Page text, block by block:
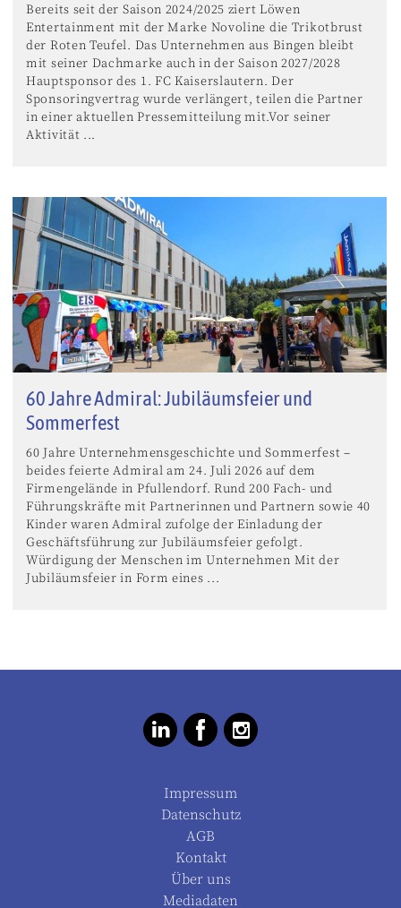
Bereits seit der Saison 2024/2025 ziert Löwen
Entertainment mit der Marke Novoline die Trikotbrust
der Roten Teufel. Das Unternehmen aus Bingen bleibt
mit seiner Dachmarke auch in der Saison 2027/2028
Hauptsponsor des 1. FC Kaiserslautern. Der
Sponsoringvertrag wurde verlängert, teilen die Partner
in einer aktuellen Pressemitteilung mit.Vor seiner
Aktivität ...
60 Jahre Admiral: Jubiläumsfeier und
Sommerfest
60 Jahre Unternehmensgeschichte und Sommerfest –
beides feierte Admiral am 24. Juli 2026 auf dem
Firmengelände in Pfullendorf. Rund 200 Fach- und
Führungskräfte mit Partnerinnen und Partnern sowie 40
Kinder waren Admiral zufolge der Einladung der
Geschäftsführung zur Jubiläumsfeier gefolgt.
Würdigung der Menschen im Unternehmen Mit der
Jubiläumsfeier in Form eines ...
Impressum
Datenschutz
AGB
Kontakt
Über uns
Mediadaten